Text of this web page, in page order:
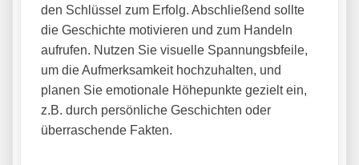
den Schlüssel zum Erfolg. Abschließend sollte
die Geschichte motivieren und zum Handeln
aufrufen. Nutzen Sie visuelle Spannungsbfeile,
um die Aufmerksamkeit hochzuhalten, und
planen Sie emotionale Höhepunkte gezielt ein,
z.B. durch persönliche Geschichten oder
überraschende Fakten.